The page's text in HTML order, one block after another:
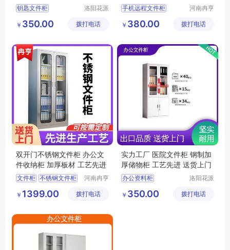
钥匙文件柜
铁皮资料收纳柜
钢制加厚收纳柜
洛阳花派
有限公司
￥ 350.00 拨打电话
手机远程文件柜
文件保密柜
办公专用资料柜文件柜
河南冉亨
公司
￥ 380.00 拨打电话
双开门不锈钢文件柜 办公文
件收纳柜 加厚板材 工艺先进
文件柜 不锈钢文件柜
河南冉亨
公司
￥ 1399.00 拨打电话
实力工厂 医院文件柜 钢制加
厚储物柜 工艺先进 送货上门
办公资料柜
钢制加厚收纳柜
洛阳花派
有限公司
￥ 350.00 拨打电话